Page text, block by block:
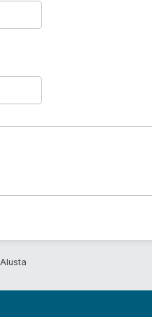
Alusta